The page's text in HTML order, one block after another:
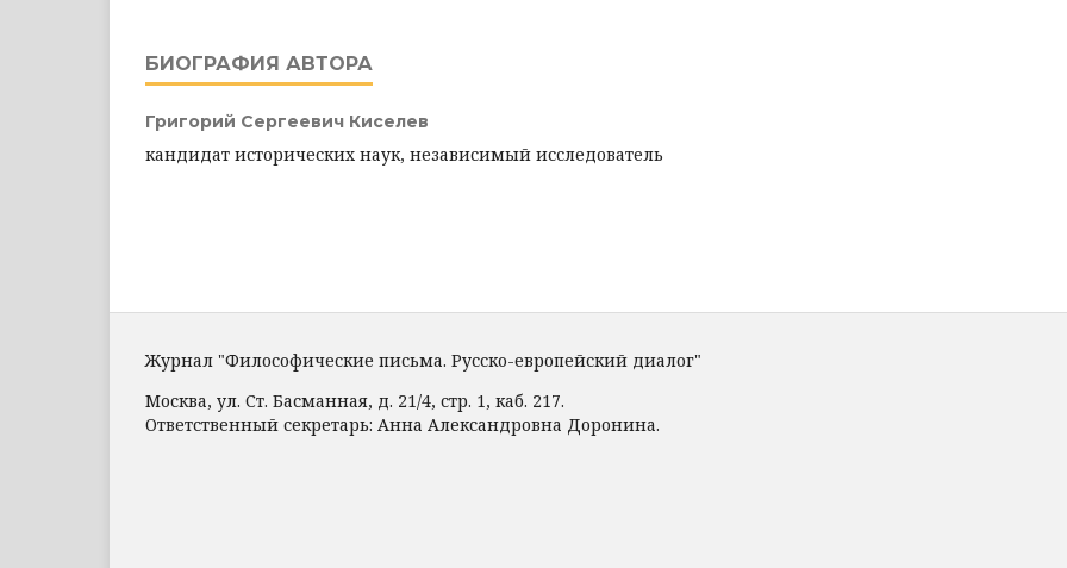
БИОГРАФИЯ АВТОРА
Григорий Сергеевич Киселев
кандидат исторических наук, независимый исследователь
Журнал "Философические письма. Русско-европейский диалог"
Москва, ул. Ст. Басманная, д. 21/4, стр. 1, каб. 217.
Ответственный секретарь: Анна Александровна Доронина.